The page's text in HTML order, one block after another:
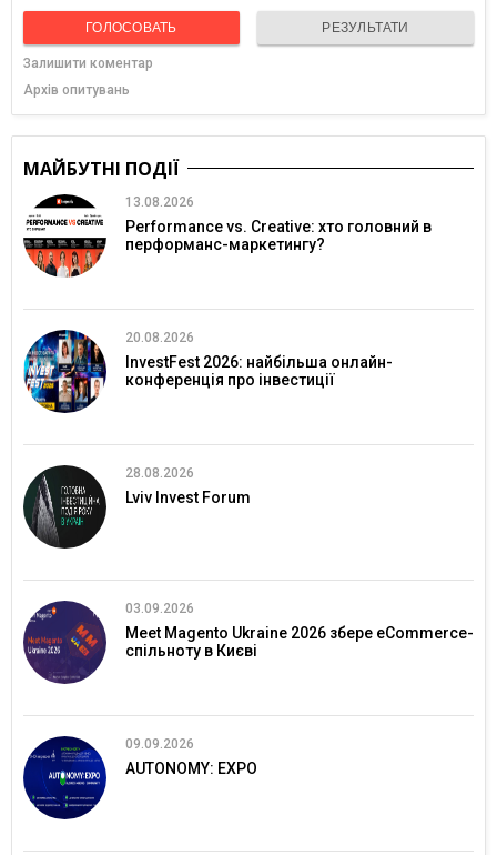
ГОЛОСОВАТЬ РЕЗУЛЬТАТИ
Залишити коментар
Архів опитувань
МАЙБУТНІ ПОДІЇ
13.08.2026
Performance vs. Creative: хто головний в
перформанс-маркетингу?
20.08.2026
InvestFest 2026: найбільша онлайн-
конференція про інвестиції
28.08.2026
Lviv Invest Forum
03.09.2026
Meet Magento Ukraine 2026 збере eCommerce-
спільноту в Києві
09.09.2026
AUTONOMY: EXPO